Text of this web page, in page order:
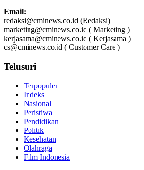
Email:
redaksi@cminews.co.id (Redaksi)
marketing@cminews.co.id ( Marketing )
kerjasama@cminews.co.id ( Kerjasama )
cs@cminews.co.id ( Customer Care )
Telusuri
Terpopuler
Indeks
Nasional
Peristiwa
Pendidikan
Politik
Kesehatan
Olahraga
Film Indonesia